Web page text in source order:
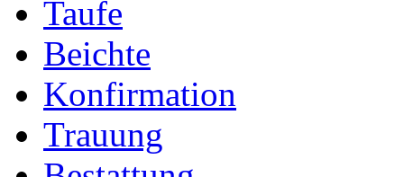
Taufe
Beichte
Konfirmation
Trauung